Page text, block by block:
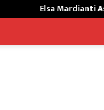
Asal Pesawaran Siap